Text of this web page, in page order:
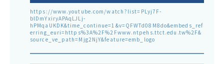
https://www.youtube.com/watch?list=PLyj7F-
blDmYxiryAPAqLJLj-
hPMqaUKDK&time_continue=1&v=QFWTd08M8do&embeds_ref
erring_euri=https%3A%2F%2Fwww.ntpehs.ttct.edu.tw%2F&
source_ve_path=Mjg2NjY&feature=emb_logo